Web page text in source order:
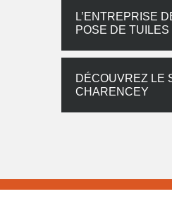
L’ENTREPRISE
POSE DE
DÉCOUVREZ LE
CHARENCEY